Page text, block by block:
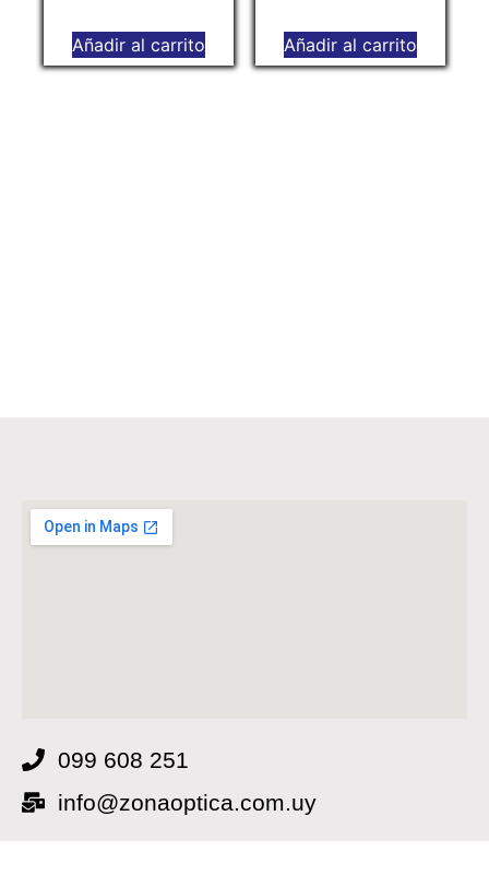
Añadir al carrito Añadir al carrito
099 608 251
info@zonaoptica.com.uy